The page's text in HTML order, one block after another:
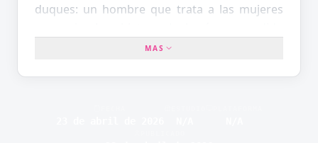
duques: un hombre que trata a las mujeres
a mis pies y luego lo desecharé!» Con la
MAS